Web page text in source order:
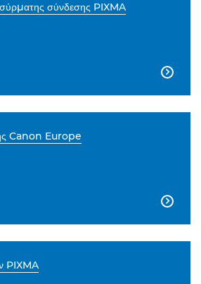
σύνδεσης PIXMA

Canon Europe

PIXMA